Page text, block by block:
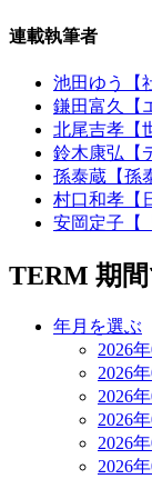
連載執筆者
池田ゆう【
鎌田富久【
北尾吉孝【
鈴木康弘【
孫泰蔵【孫
村口和孝【
安岡定子【
TERM 期
年月を選ぶ
2026
2026
2026
2026
2026
2026